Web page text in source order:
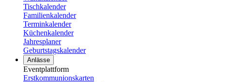
Tischkalender
Familienkalender
Terminkalender
Küchenkalender
Jahresplaner
Geburtstagskalender
Anlässe
Eventplattform
Erstkommunionskarten